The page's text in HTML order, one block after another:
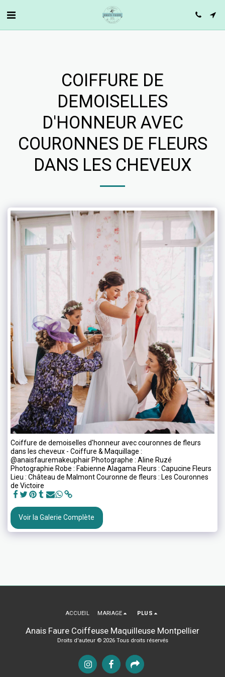
COIFFURE DE
DEMOISELLES
D'HONNEUR AVEC
COURONNES DE FLEURS
DANS LES CHEVEUX
Coiffure de demoiselles d'honneur avec couronnes de fleurs
dans les cheveux - Coiffure & Maquillage :
@anaisfauremakeuphair Photographe : Aline Ruzé
Photographie Robe : Fabienne Alagama Fleurs : Capucine Fleurs
Lieu : Château de Malmont Couronne de fleurs : Les Couronnes
de Victoire
Voir la Galerie Complète
Anais Faure Coiffeuse Maquilleuse Montpellier
Droits d'auteur © 2026 Tous droits réservés
ACCUEIL MARIAGE PLUS